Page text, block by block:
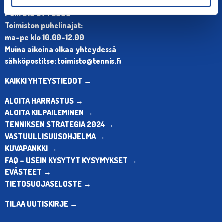
Puh. 010 574 3959
Toimiston puhelinajat:
ma-pe klo 10.00-12.00
Muina aikoina olkaa yhteydessä
sähköpostitse: toimisto@tennis.fi
KAIKKI YHTEYSTIEDOT →
ALOITA HARRASTUS →
ALOITA KILPAILEMINEN →
TENNIKSEN STRATEGIA 2024 →
VASTUULLISUUSOHJELMA →
KUVAPANKKI →
FAQ – USEIN KYSYTYT KYSYMYKSET →
EVÄSTEET →
TIETOSUOJASELOSTE →
TILAA UUTISKIRJE →